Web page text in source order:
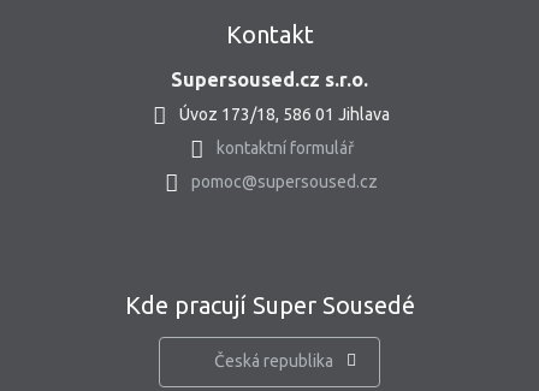
Kontakt
Supersoused.cz s.r.o.
Úvoz 173/18, 586 01 Jihlava
kontaktní formulář
pomoc@supersoused.cz
Kde pracují Super Sousedé
Česká republika